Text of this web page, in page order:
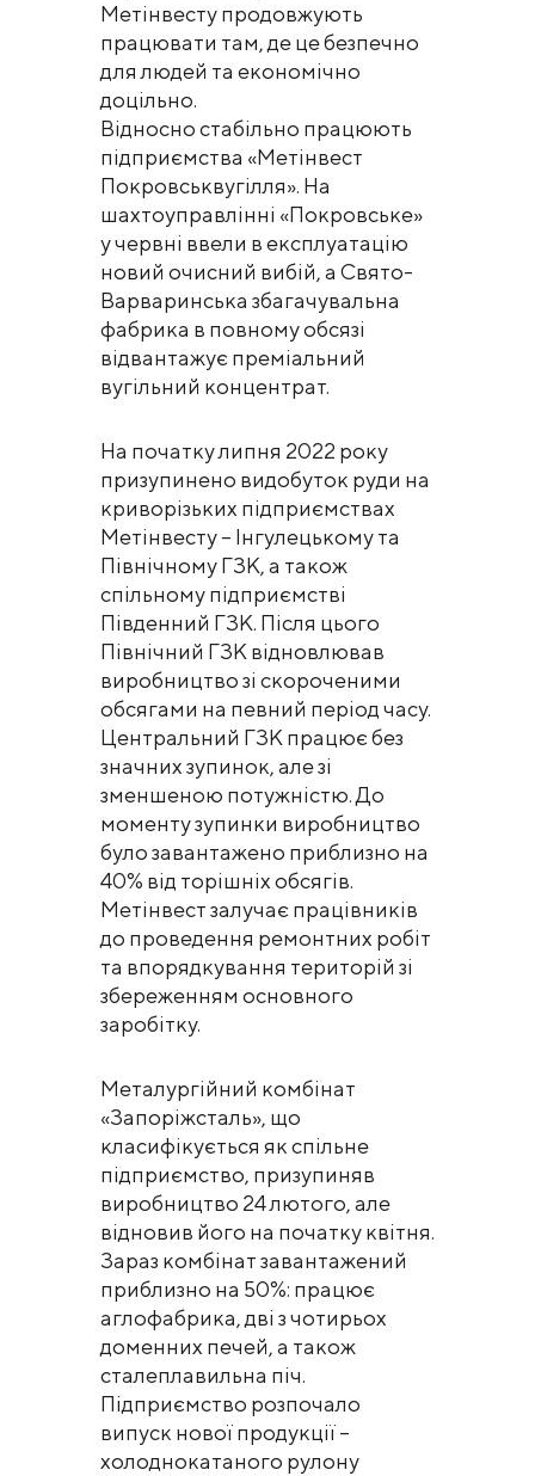
Метінвесту продовжують
працювати там, де це безпечно
для людей та економічно
доцільно.
Відносно стабільно працюють
підприємства «Метінвест
Покровськвугілля». На
шахтоуправлінні «Покровське»
у червні ввели в експлуатацію
новий очисний вибій, а Свято-
Варваринська збагачувальна
фабрика в повному обсязі
відвантажує преміальний
вугільний концентрат.
На початку липня 2022 року
призупинено видобуток руди на
криворізьких підприємствах
Метінвесту – Інгулецькому та
Північному ГЗК, а також
спільному підприємстві
Південний ГЗК. Після цього
Північний ГЗК відновлював
виробництво зі скороченими
обсягами на певний період часу.
Центральний ГЗК працює без
значних зупинок, але зі
зменшеною потужністю. До
моменту зупинки виробництво
було завантажено приблизно на
40% від торішніх обсягів.
Метінвест залучає працівників
до проведення ремонтних робіт
та впорядкування територій зі
збереженням основного
заробітку.
Металургійний комбінат
«Запоріжсталь», що
класифікується як спільне
підприємство, призупиняв
виробництво 24 лютого, але
відновив його на початку квітня.
Зараз комбінат завантажений
приблизно на 50%: працює
аглофабрика, дві з чотирьох
доменних печей, а також
сталеплавильна піч.
Підприємство розпочало
випуск нової продукції –
холоднокатаного рулону